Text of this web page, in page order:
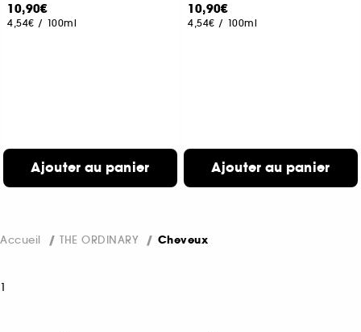
10,90€
4,54€ / 100ml
Ajouter au panier
10,90€
4,54€ / 100ml
Ajouter au panier
Accueil THE ORDINARY Cheveux
1